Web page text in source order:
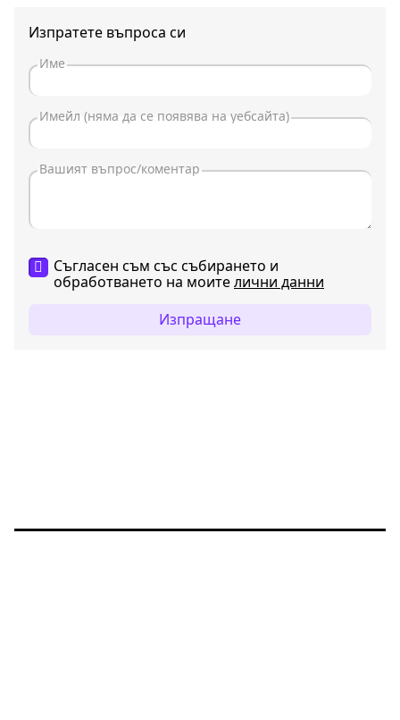
Изпратете въпроса си
Съгласен съм със събирането и
обработването на моителични данни
Изпращане